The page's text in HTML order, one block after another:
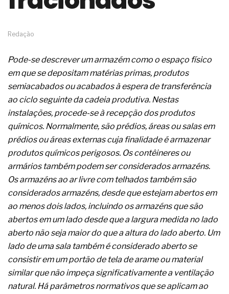
com emulsão asfáltica
A prevenção clínica da coceira no ânus
Os sintomas clínicos do teratoma de ovário
crônica
As causas médicas da queda dos cabelos ou
calvície
Quando a gestão é o obstáculo para o resultado
Os procedimentos para a inspeção em estruturas
hidráulicas de concreto de obras
O movimento regular reduz em 19% o risco de
morte precoce e melhora o metabolismo
O desenvolvimento de indicadores nas atividades
de governança das organizações
O desenho industrial ganha espaço como
estratégia competitiva nas empresas
As variações dimensionais dos produtos de
materiais cimentícios com fibra de vidro
modelo de IA
A IA elevou a régua do comprador B2B e a venda
complexa ficou ainda mais humana
Redação
Pode-se descrever um armazém como o espaço físico
em que se depositam matérias primas, produtos
semiacabados ou acabados à espera de transferência
ao ciclo seguinte da cadeia produtiva. Nestas
instalações, procede-se à recepção dos produtos
químicos. Normalmente, são prédios, áreas ou salas em
prédios ou áreas externas cuja finalidade é armazenar
produtos químicos perigosos. Os contêineres ou
armários também podem ser considerados armazéns.
Os armazéns ao ar livre com telhados também são
considerados armazéns, desde que estejam abertos em
ao menos dois lados, incluindo os armazéns que são
abertos em um lado desde que a largura medida no lado
aberto não seja maior do que a altura do lado aberto. Um
lado de uma sala também é considerado aberto se
consistir em um portão de tela de arame ou material
similar que não impeça significativamente a ventilação
natural. Há parâmetros normativos que se aplicam ao